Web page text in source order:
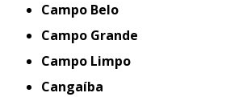
Campo Belo
Campo Grande
Campo Limpo
Cangaíba